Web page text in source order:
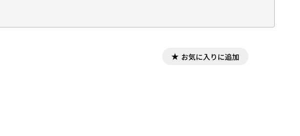
お気に入りに追加